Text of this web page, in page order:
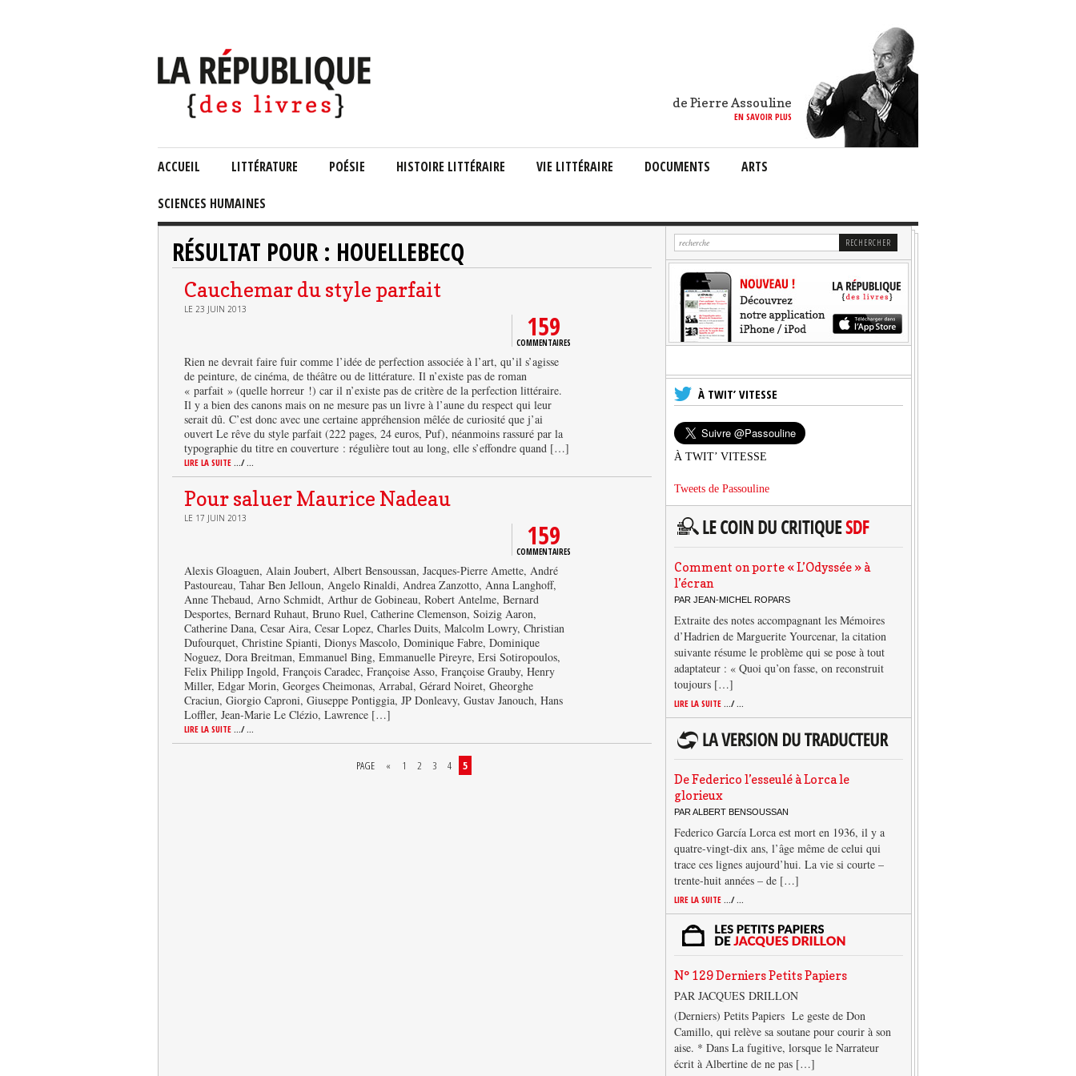
de Pierre Assouline
EN SAVOIR PLUS
ACCUEIL LITTÉRATURE POÉSIE HISTOIRE LITTÉRAIRE VIE LITTÉRAIRE DOCUMENTS ARTS
SCIENCES HUMAINES
RÉSULTAT POUR : HOUELLEBECQ
Cauchemar du style parfait
LE 23 JUIN 2013
159
COMMENTAIRES
Rien ne devrait faire fuir comme l’idée de perfection associée à l’art, qu’il s’agisse
de peinture, de cinéma, de théâtre ou de littérature. Il n’existe pas de roman
« parfait » (quelle horreur !) car il n’existe pas de critère de la perfection littéraire.
Il y a bien des canons mais on ne mesure pas un livre à l’aune du respect qui leur
serait dû. C’est donc avec une certaine appréhension mêlée de curiosité que j’ai
ouvert Le rêve du style parfait (222 pages, 24 euros, Puf), néanmoins rassuré par la
typographie du titre en couverture : régulière tout au long, elle s’effondre quand […]
LIRE LA SUITE .../ ...
Pour saluer Maurice Nadeau
LE 17 JUIN 2013
159
COMMENTAIRES
Alexis Gloaguen, Alain Joubert, Albert Bensoussan, Jacques-Pierre Amette, André
Pastoureau, Tahar Ben Jelloun, Angelo Rinaldi, Andrea Zanzotto, Anna Langhoff,
Anne Thebaud, Arno Schmidt, Arthur de Gobineau, Robert Antelme, Bernard
Desportes, Bernard Ruhaut, Bruno Ruel, Catherine Clemenson, Soizig Aaron,
Catherine Dana, Cesar Aira, Cesar Lopez, Charles Duits, Malcolm Lowry, Christian
Dufourquet, Christine Spianti, Dionys Mascolo, Dominique Fabre, Dominique
Noguez, Dora Breitman, Emmanuel Bing, Emmanuelle Pireyre, Ersi Sotiropoulos,
Felix Philipp Ingold, François Caradec, Françoise Asso, Françoise Grauby, Henry
Miller, Edgar Morin, Georges Cheimonas, Arrabal, Gérard Noiret, Gheorghe
Craciun, Giorgio Caproni, Giuseppe Pontiggia, JP Donleavy, Gustav Janouch, Hans
Loffler, Jean-Marie Le Clézio, Lawrence […]
LIRE LA SUITE .../ ...
PAGE « 1 2 3 4 5
À TWIT’ VITESSE
À TWIT’ VITESSE
Tweets de Passouline
Comment on porte « L’Odyssée » à
l’écran
PAR JEAN-MICHEL ROPARS
Extraite des notes accompagnant les Mémoires
d’Hadrien de Marguerite Yourcenar, la citation
suivante résume le problème qui se pose à tout
adaptateur : « Quoi qu’on fasse, on reconstruit
toujours […]
LIRE LA SUITE .../ ...
De Federico l’esseulé à Lorca le
glorieux
PAR ALBERT BENSOUSSAN
Federico García Lorca est mort en 1936, il y a
quatre-vingt-dix ans, l’âge même de celui qui
trace ces lignes aujourd’hui. La vie si courte –
trente-huit années – de […]
LIRE LA SUITE .../ ...
N° 129 Derniers Petits Papiers
PAR JACQUES DRILLON
(Derniers) Petits Papiers Le geste de Don
Camillo, qui relève sa soutane pour courir à son
aise. * Dans La fugitive, lorsque le Narrateur
écrit à Albertine de ne pas […]